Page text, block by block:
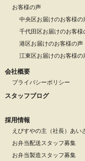
お客様の声
中央区お届けのお客様の
千代田区お届けのお客様
港区お届けのお客様の声
江東区お届けのお客様の
会社概要
プライバシーポリシー
スタッフブログ
採用情報
えびすやの主（社長）あい
お弁当配送スタッフ募集
お弁当製造スタッフ募集